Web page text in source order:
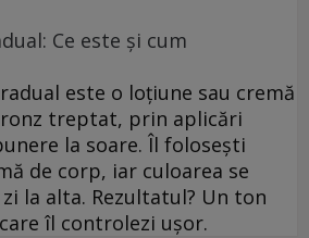
Ce este și cum
este o loțiune sau cremă
treptat, prin aplicări
la soare. Îl folosești
de corp, iar culoarea se
la alta. Rezultatul? Un ton
îl controlezi ușor.